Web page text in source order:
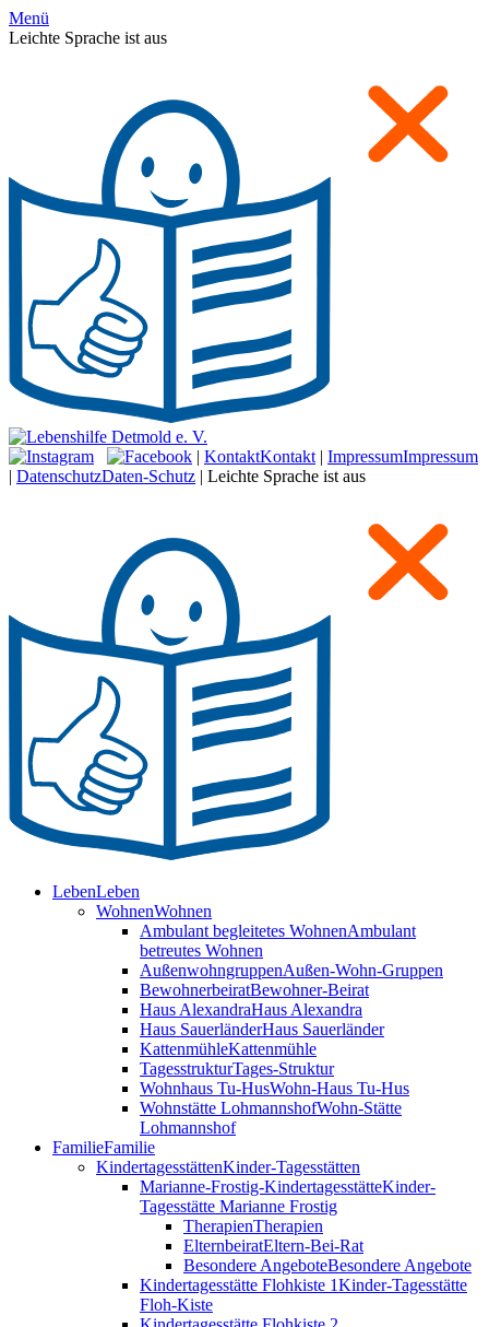
Menü
Leichte Sprache ist aus
| KontaktKontakt | ImpressumImpressum
| DatenschutzDaten-Schutz | Leichte Sprache ist aus
LebenLeben
WohnenWohnen
Ambulant begleitetes WohnenAmbulant
betreutes Wohnen
AußenwohngruppenAußen-Wohn-Gruppen
BewohnerbeiratBewohner-Beirat
Haus AlexandraHaus Alexandra
Haus SauerländerHaus Sauerländer
KattenmühleKattenmühle
TagesstrukturTages-Struktur
Wohnhaus Tu-HusWohn-Haus Tu-Hus
Wohnstätte LohmannshofWohn-Stätte
Lohmannshof
FamilieFamilie
Kinder­tages­stättenKinder-Tages­stätten
Marianne-Frostig-KindertagesstätteKinder-
Tagesstätte Marianne Frostig
TherapienTherapien
ElternbeiratEltern-Bei-Rat
Besondere AngeboteBesondere Angebote
Kindertagesstätte Flohkiste 1Kinder-Tagesstätte
Floh-Kiste